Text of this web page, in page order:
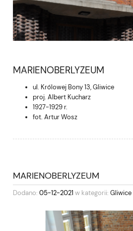
MARIENOBERLYZEUM
ul. Królowej Bony 13, Gliwice
proj. Albert Kucharz
1927-1929 r.
fot. Artur Wosz
MARIENOBERLYZEUM
Dodano: 05-12-2021 w kategorii: Gliwice